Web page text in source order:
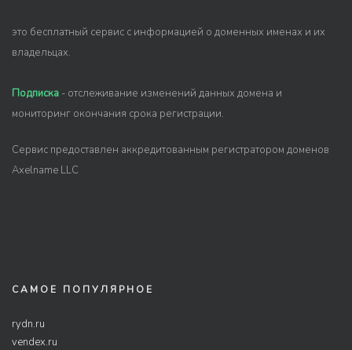
это бесплатный сервис с информацией о доменных именах и их
владельцах.
Подписка - отслеживание изменений данных домена и
мониторинг окончания срока регистрации.
Сервис предоставлен аккредитованным регистратором доменов
Axelname LLC
САМОЕ ПОПУЛЯРНОЕ
rydn.ru
vendex.ru